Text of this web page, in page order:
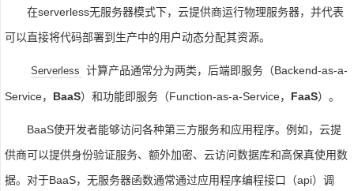
在serverless无服务器模式下，云提供商运行物理服务器，并代表
可以直接将代码部署到生产中的用户动态分配其资源。
Serverless 计算产品通常分为两类，后端即服务（Backend-as-a-
Service， BaaS）和功能即服务（Function-as-a-Service， FaaS）。
BaaS使开发者能够访问各种第三方服务和应用程序。例如，云提
供商可以提供身份验证服务、额外加密、云访问数据库和高保真使用数
据。对于BaaS，无服务器函数通常通过应用程序编程接口（api）调